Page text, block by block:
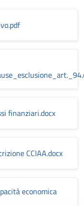
.pdf
finanziari.docx
CCIAA.docx
economica